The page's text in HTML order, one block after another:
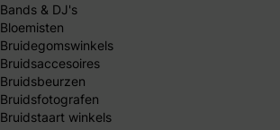
Bands & DJ's
Bloemisten
Bruidegomswinkels
Bruidsaccesoires
Bruidsbeurzen
Bruidsfotografen
Bruidstaart winkels